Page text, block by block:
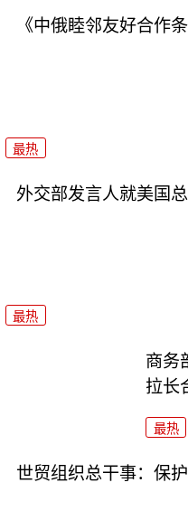
《中俄睦邻友好合作
最热
外交部发言人就美国
最热
商务
拉长
最热
世贸组织总干事：保